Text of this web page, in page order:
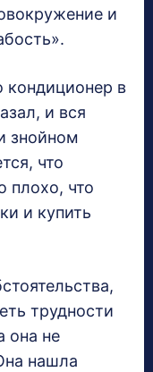
и
кондиционер в
и вся
знойном
что
плохо, что
и купить
трудности
она не
нашла